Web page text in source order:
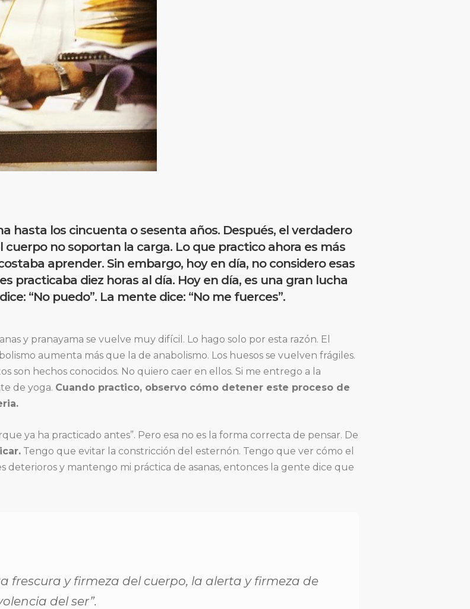
hasta los cincuenta o sesenta años. Después, el verdadero
no soportan la carga. Lo que practico ahora es más
aprender. Sin embargo, hoy en día, no considero esas
practicaba diez horas al día. Hoy en día, es una gran lucha
“No puedo”. La mente dice: “No me fuerces”.
y pranayama se vuelve muy difícil. Lo hago solo por esta razón. El
aumenta más que la de anabolismo. Los huesos se vuelven frágiles.
son hechos conocidos. No quiero caer en ellos. Si me entrego a la
de yoga. Cuando practico, observo cómo detener este proceso de
ya ha practicado antes”. Pero esa no es la forma correcta de pensar. De
Tengo que evitar la constricción del esternón. Tengo que ver cómo el
deterioros y mantengo mi práctica de asanas, entonces la gente dice que
frescura y firmeza del cuerpo, la alerta y firmeza de
del ser”.